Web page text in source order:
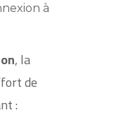
à
, la
de
: